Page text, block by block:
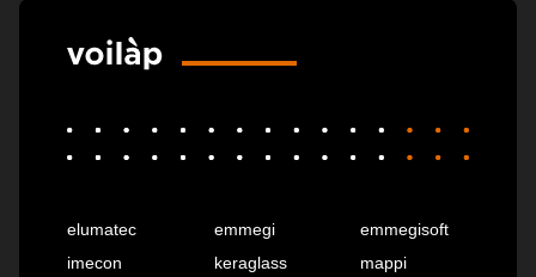
elumatec emmegi
emmegisoft
imecon
keraglass
mappi